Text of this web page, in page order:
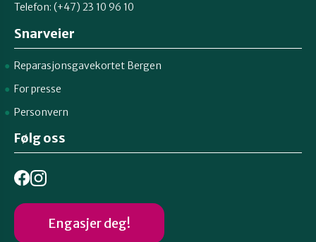
Telefon: (+47) 23 10 96 10
Snarveier
Reparasjonsgavekortet Bergen
For presse
Personvern
Følg oss
Engasjer deg!